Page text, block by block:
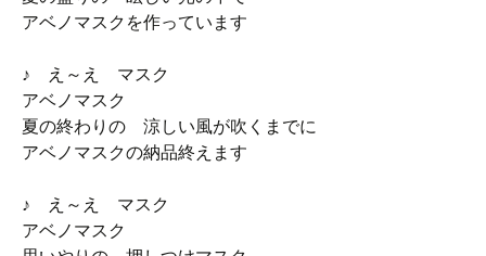
アベノマスクを作っています
♪ え～え マスク
アベノマスク
夏の終わりの 涼しい風が吹くまでに
アベノマスクの納品終えます
♪ え～え マスク
アベノマスク